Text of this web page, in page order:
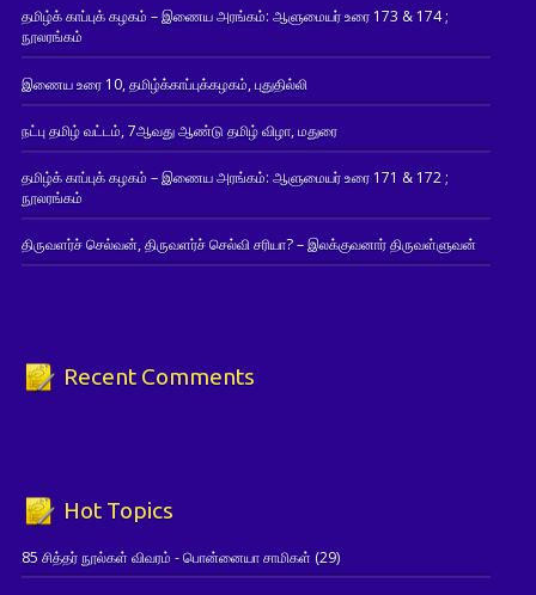
தமிழ்க் காப்புக் கழகம் – இணைய அரங்கம்: ஆளுமையர் உரை 173 & 174 ;
நூலரங்கம்
இணைய உரை 10, தமிழ்க்காப்புக்கழகம், புதுதில்லி
நட்பு தமிழ் வட்டம், 7ஆவது ஆண்டு தமிழ் விழா, மதுரை
தமிழ்க் காப்புக் கழகம் – இணைய அரங்கம்: ஆளுமையர் உரை 171 & 172 ;
நூலரங்கம்
திருவளர்ச் செல்வன், திருவளர்ச் செல்வி சரியா? – இலக்குவனார் திருவள்ளுவன்
Recent Comments
Hot Topics
85 சித்தர் நூல்கள் விவரம் - பொன்னையா சாமிகள் (29)